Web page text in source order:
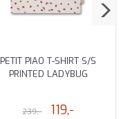
PETIT PIAO T-SHIRT S/S
PRINTED LADYBUG
239,- 119,-